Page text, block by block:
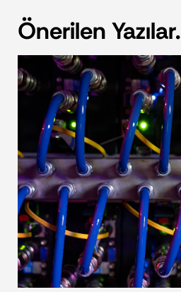
Önerilen Yazılar.